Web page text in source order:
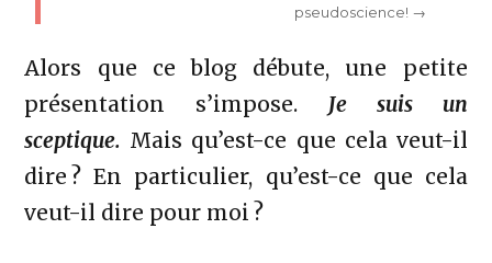
pseudoscience!
Alors que ce blog débute, une petite
présentation s’impose. Je suis un
sceptique. Mais qu’est-ce que cela veut-il
dire ? En particulier, qu’est-ce que cela
veut-il dire pour moi ?